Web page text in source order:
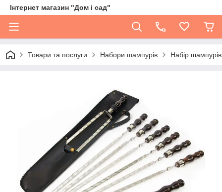
Інтернет магазин "Дом і сад"
Товари та послуги Набори шампурів Набір